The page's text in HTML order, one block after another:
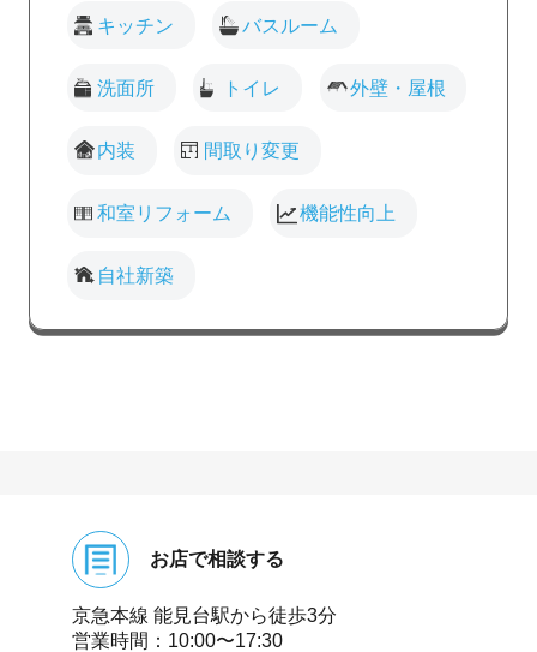
キッチン バスルーム
洗面所 トイレ 外壁・屋根
内装 間取り変更
和室リフォーム 機能性向上
自社新築
お店で相談する
京急本線 能⾒台駅から徒歩3分
営業時間：10:00〜17:30